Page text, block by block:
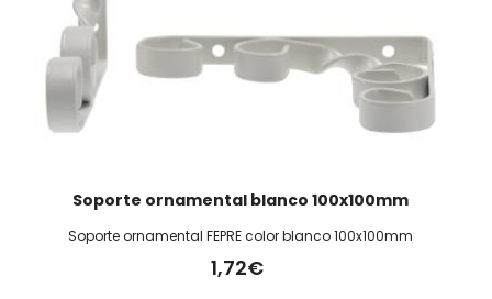
Soporte ornamental blanco 100x100mm
Soporte ornamental FEPRE color blanco 100x100mm
1,72€